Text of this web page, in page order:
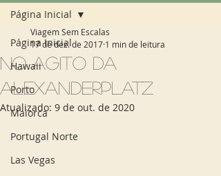
Página Inicial
Hawaii
Porto
Maiorca
Portugal Norte
Las Vegas
Página Inicial
No agito da
Alexanderplatz
Viagem Sem Escalas
17 de dez. de 2017 1 min de leitura
Atualizado: 9 de out. de 2020